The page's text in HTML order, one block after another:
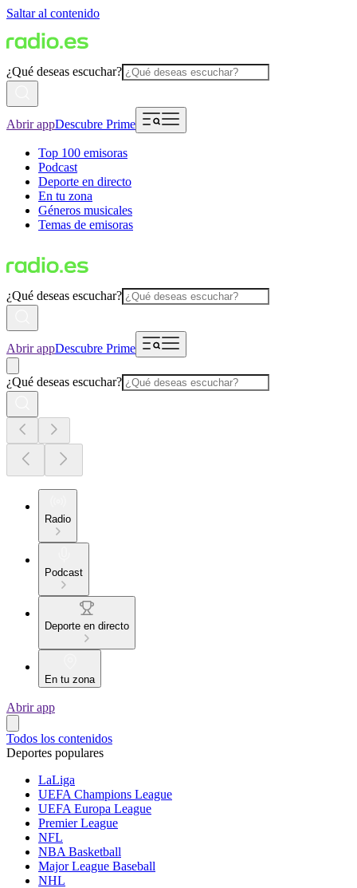
Saltar al contenido
¿Qué deseas escuchar?
Abrir appDescubre Prime
Top 100 emisoras
Podcast
Deporte en directo
En tu zona
Géneros musicales
Temas de emisoras
¿Qué deseas escuchar?
Abrir appDescubre Prime
¿Qué deseas escuchar?
Radio
Podcast
Deporte en directo
En tu zona
Abrir app
Todos los contenidos
Deportes populares
LaLiga
UEFA Champions League
UEFA Europa League
Premier League
NFL
NBA Basketball
Major League Baseball
NHL